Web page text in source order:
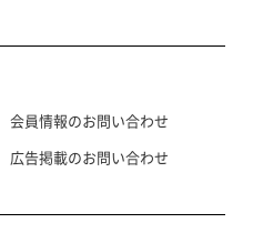
会員情報のお問い合わせ
広告掲載のお問い合わせ